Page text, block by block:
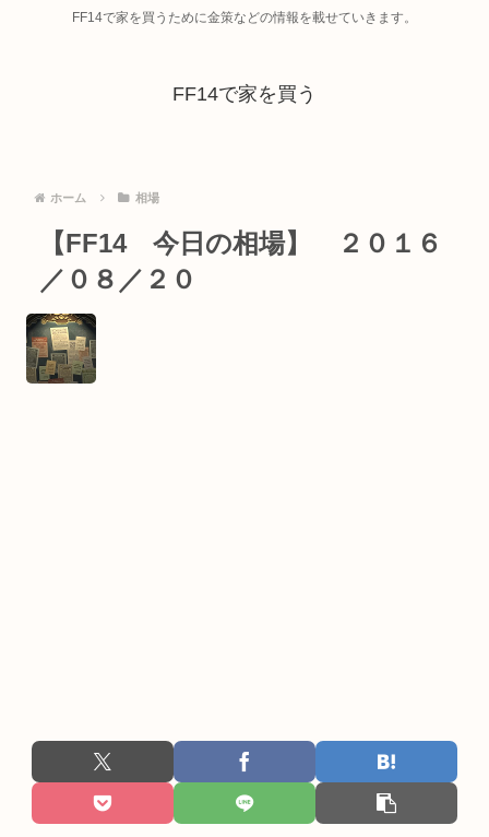
FF14で家を買うために金策などの情報を載せていきます。
FF14で家を買う
ホーム 相場
【FF14 今日の相場】 ２０１６
／０８／２０